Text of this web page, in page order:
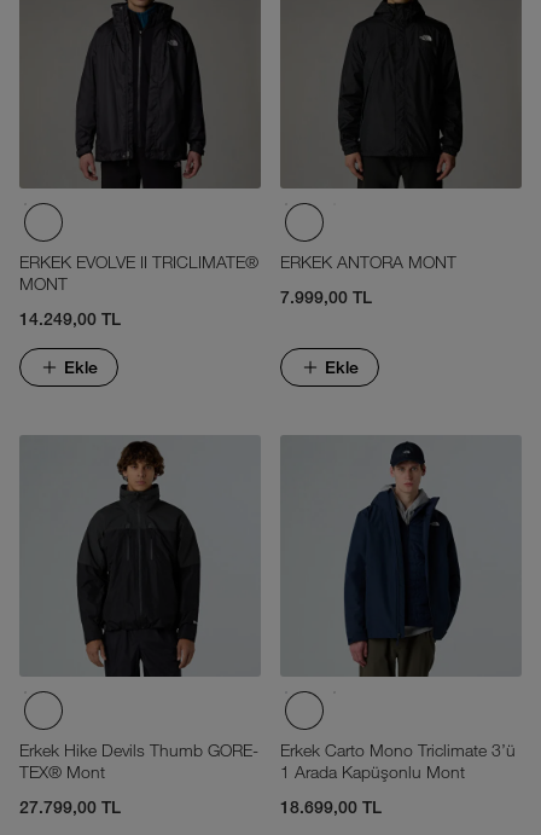
ERKEK EVOLVE II TRICLIMATE®
MONT
14.249,00 TL
Ekle
ERKEK ANTORA MONT
7.999,00 TL
Ekle
Erkek Hike Devils Thumb GORE-
TEX® Mont
27.799,00 TL
Erkek Carto Mono Triclimate 3'ü
1 Arada Kapüşonlu Mont
18.699,00 TL